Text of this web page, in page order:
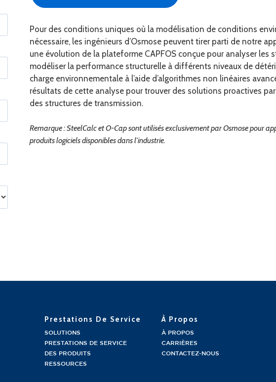
Pour des conditions uniques où la modélisation de conditions
nécessaire, les ingénieurs d’Osmose peuvent tirer parti de notre
une évolution de la plateforme CAPFOS conçue pour analyser les
modéliser la performance structurelle à différents niveaux de
charge environnementale à l’aide d’algorithmes non linéaires
résultats de cette analyse pour trouver des solutions proactives
des structures de transmission.
Remarque : SteelCalc et O-Cap sont utilisés exclusivement par Osmose pour
produits logiciels disponibles dans l’industrie.
Prestations De Service
SOLUTIONS
PRESTATIONS DE SERVICE
DES PRODUITS
RESSOURCES
À Propos
À PROPOS
CARRIÈRES
CONTACTEZ-NOUS